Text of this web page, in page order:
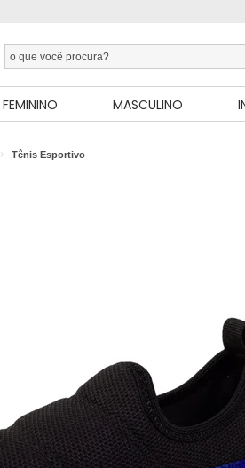
FEMININO MASCULINO
Tênis Esportivo